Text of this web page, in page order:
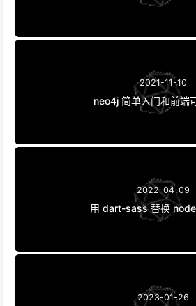
2021-11-10
neo4j 简单入门和前端
2022-04-09
用 dart-sass 替换
2023-01-26